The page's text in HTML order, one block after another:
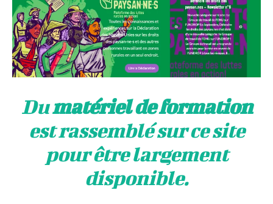
Dumatériel de formation
est rassemblé sur ce site
pour être largement
disponible.